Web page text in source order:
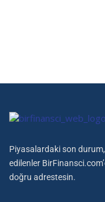
Piyasalardaki son
edilenler
doğru adrestesin.